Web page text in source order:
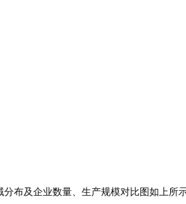
分布及企业数量、生产规模对比图如上